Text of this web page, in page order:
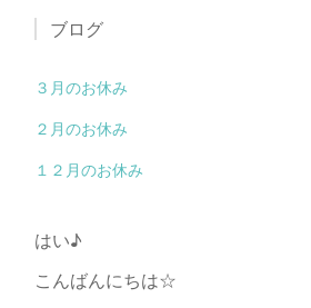
ブログ
３月のお休み
２月のお休み
１２月のお休み
はい♪
こんばんにちは☆